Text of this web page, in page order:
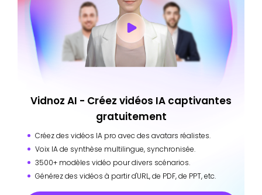
Vidnoz AI - Créez vidéos IA captivantes
gratuitement
Créez des vidéos IA pro avec des avatars réalistes.
Voix IA de synthèse multilingue, synchronisée.
3500+ modèles vidéo pour divers scénarios.
Générez des vidéos à partir d'URL, de PDF, de PPT, etc.